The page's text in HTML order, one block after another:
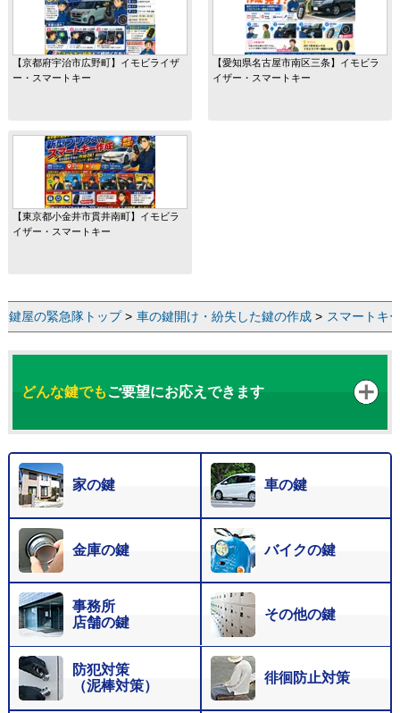
【京都府宇治市広野町】イモビライザ
ー・スマートキー
【愛知県名古屋市南区三条】イモビラ
イザー・スマートキー
【東京都小金井市貫井南町】イモビラ
イザー・スマートキー
鍵屋の緊急隊トップ> 車の鍵開け・紛失した鍵の作成 > スマートキ
どんな鍵でもご要望にお応えできます
家の鍵 車の鍵
金庫の鍵 バイクの鍵
事務所
店舗の鍵
その他の鍵
防犯対策
（泥棒対策）
徘徊防止対策